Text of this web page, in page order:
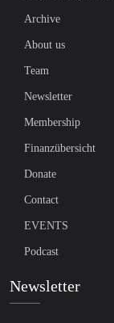
Archive
About us
Team
Newsletter
Membership
Finanzübersicht
Donate
Contact
EVENTS
Podcast
Newsletter